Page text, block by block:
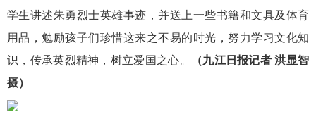
学生讲述朱勇烈士英雄事迹，并送上一些书籍和文具及体育
用品，勉励孩子们珍惜这来之不易的时光，努力学习文化知
识，传承英烈精神，树立爱国之心。
（九江日报记者 洪显智
摄）